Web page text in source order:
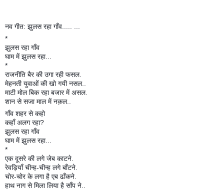
नव गीत: झुलस रहा गाँव..... ...
*
झुलस रहा गाँव
घाम में झुलस रहा...
*
राजनीति बैर की उगा रही फसल.
मेहनती युवाओं की खो गयी नसल..
माटी मोल बिक रहा बजार में असल.
शान से सजा माल में नक़ल..
गाँव शहर से कहो
कहाँ अलग रहा?
झुलस रहा गाँव
घाम में झुलस रहा...
*
एक दूसरे की लगे जेब काटने.
रेवड़ियाँ चीन्ह-चीन्ह लगे बाँटने.
चोर-चोर के लगा है एब ढाँकने.
हाथ नाग से मिला लिया है साँप ने..